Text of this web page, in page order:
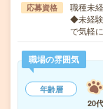
応募資格
職種未
◆未経験
で気軽
職場の雰囲気
年齢層
20代